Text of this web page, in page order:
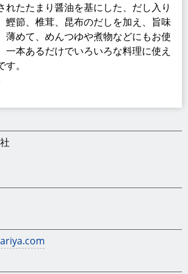
れたたまり醤油を基にした、だし入り
鰹節、椎茸、昆布のだしを加え、旨味
薄めて、めんつゆや煮物などにもお使
一本あるだけでいろいろな料理に使え
。